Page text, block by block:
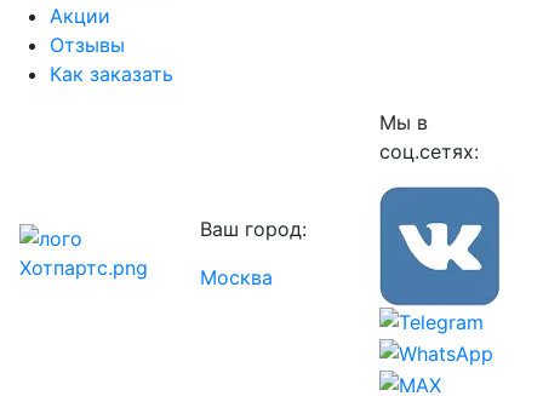
Акции
Отзывы
Как заказать
Ваш город:
Москва
Мы в
соц.сетях: